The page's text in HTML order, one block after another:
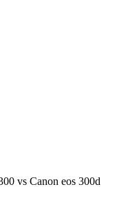
vs Canon eos 300d